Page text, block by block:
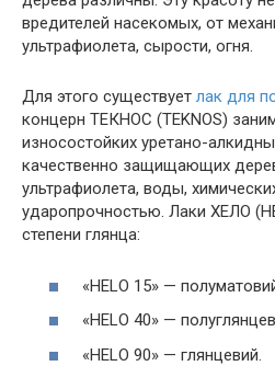
вредителей насекомых, от
ультрафиолета, сырости, огня.
Для этого существует лак для
концерн ТЕКНОС (TEKNOS)
износостойких уретано-
качественно защищающих
ультрафиолета, воды,
ударопрочностью. Лаки ХЕЛО
степени глянца:
«HELO 15» —
«HELO 40» —
«HELO 90» — глянцевий.